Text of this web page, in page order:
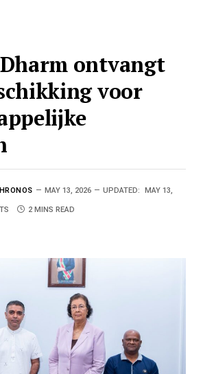
ontvangt
voor
MAY 13, 2026 UPDATED: MAY 13,
2 MINS READ